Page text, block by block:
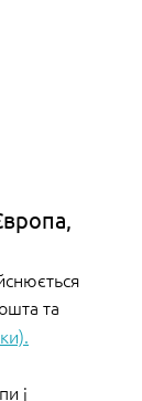
та
і